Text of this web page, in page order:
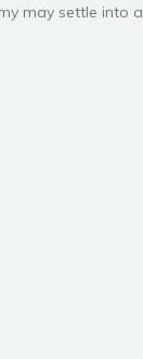
may settle into a